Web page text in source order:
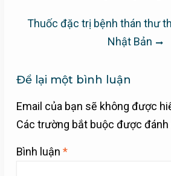
viết
Thuốc đặc trị bệnh thán thư
Nhật Bản
Để lại một bình luận
Email của bạn sẽ không được
Các trường bắt buộc được đánh
Bình luận *